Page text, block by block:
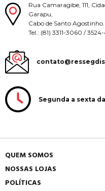
Rua Camaragibe, 111,
Garapu,
Cabo de Santo Agostinho.
Tel.: (81) 3311-3060 /
Segunda a sexta
QUEM SOMOS
NOSSAS LOJAS
POLÍTICAS